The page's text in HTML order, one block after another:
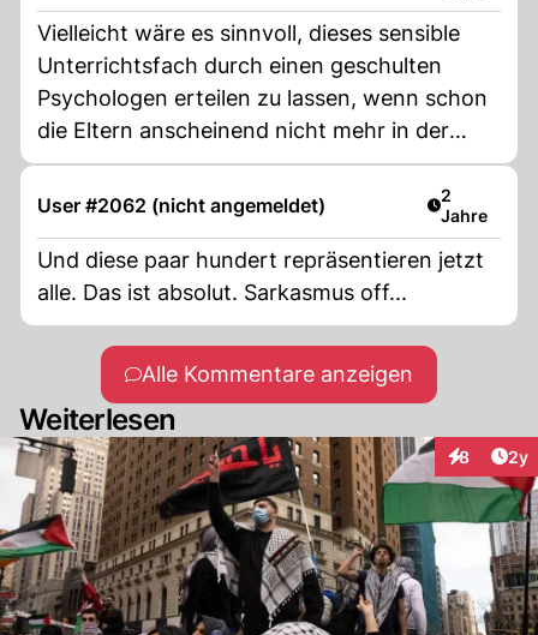
Vielleicht wäre es sinnvoll, dieses sensible
Unterrichtsfach durch einen geschulten
Psychologen erteilen zu lassen, wenn schon
die Eltern anscheinend nicht mehr in der
Lage sind, ihre Kinder selbst aufzuklären.
User #2062 (nicht angemeldet) Artikel
2
Jahre
Und diese paar hundert repräsentieren jetzt
alle. Das ist absolut. Sarkasmus off...
Alle Kommentare anzeigen
Weiterlesen
8 2y